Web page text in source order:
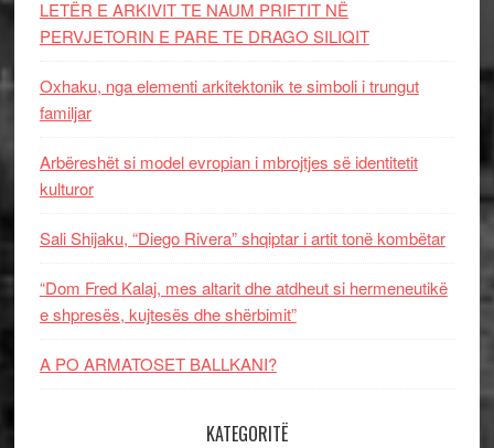
LETËR E ARKIVIT TE NAUM PRIFTIT NË
PERVJETORIN E PARE TE DRAGO SILIQIT
Oxhaku, nga elementi arkitektonik te simboli i trungut
familjar
Arbëreshët si model evropian i mbrojtjes së identitetit
kulturor
Sali Shijaku, “Diego Rivera” shqiptar i artit tonë kombëtar
“Dom Fred Kalaj, mes altarit dhe atdheut si hermeneutikë
e shpresës, kujtesës dhe shërbimit”
A PO ARMATOSET BALLKANI?
KATEGORITË